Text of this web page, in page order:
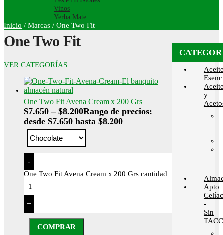
Vinos
Yerba Mate
Inicio / Marcas / One Two Fit
One Two Fit
VER CATEGORÍAS
One Two Fit Avena Cream x 200 Grs
$7.650 – $8.200Rango de precios:
desde $7.650 hasta $8.200
-
One Two Fit Avena Cream x 200 Grs cantidad
+
COMPRAR
y
Apto
-
Sin
TACC